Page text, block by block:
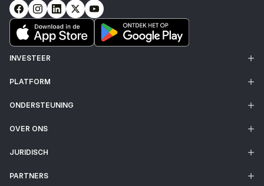
INVESTEER
PLATFORM
ONDERSTEUNING
OVER ONS
JURIDISCH
PARTNERS